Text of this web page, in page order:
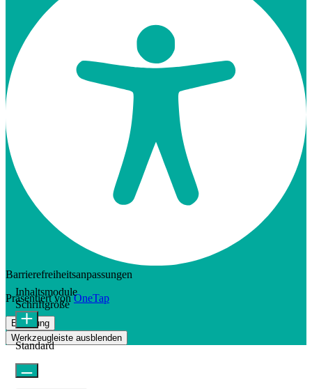
Barrierefreiheitsanpassungen
Präsentiert vonOneTap
Erklärung
Werkzeugleiste ausblenden
Inhaltsmodule
Schriftgröße
Standard